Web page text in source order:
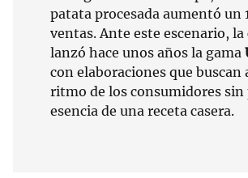
patata procesada aumentó un
ventas. Ante este escenario,
lanzó hace unos años la gama
con elaboraciones que buscan
ritmo de los consumidores sin
esencia de una receta casera.